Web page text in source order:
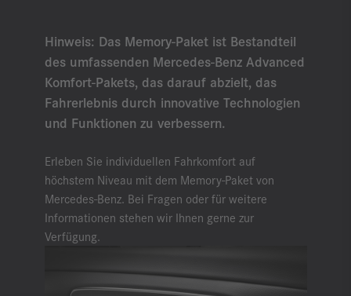
Hinweis: Das Memory-Paket ist Bestandteil
des umfassenden Mercedes-Benz Advanced
Komfort-Pakets, das darauf abzielt, das
Fahrerlebnis durch innovative Technologien
und Funktionen zu verbessern.
Erleben Sie individuellen Fahrkomfort auf
höchstem Niveau mit dem Memory-Paket von
Mercedes-Benz. Bei Fragen oder für weitere
Informationen stehen wir Ihnen gerne zur
Verfügung.